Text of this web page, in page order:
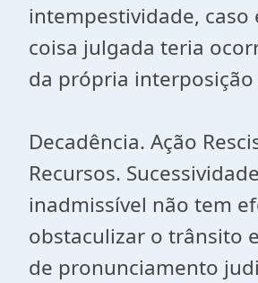
intempestividade, caso
coisa julgada teria
da própria interposição
Decadência. Ação
Recursos.
inadmissível não tem
obstaculizar o trânsito
de pronunciamento